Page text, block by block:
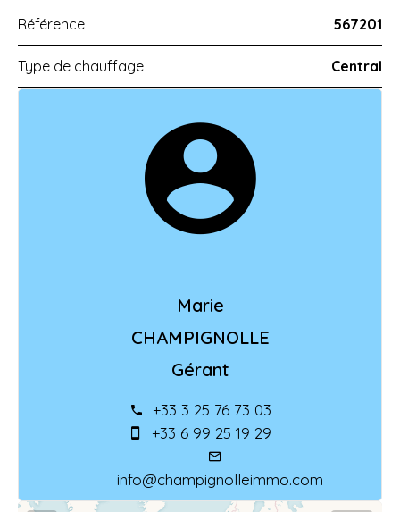
Référence 567201
Type de chauffage Central
Marie
CHAMPIGNOLLE
Gérant
+33 3 25 76 73 03
+33 6 99 25 19 29
info@champignolleimmo.com